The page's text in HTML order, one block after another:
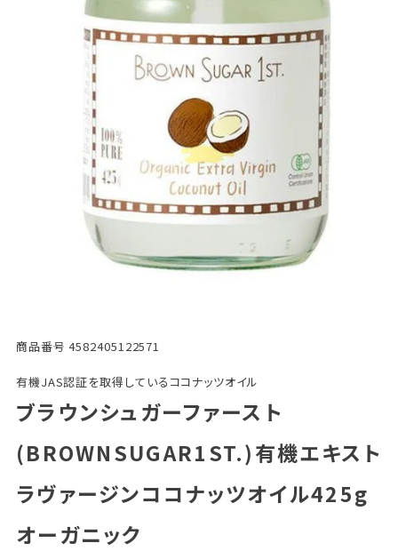
商品番号 4582405122571
有機JAS認証を取得しているココナッツオイル
ブラウンシュガーファースト
(BROWNSUGAR1ST.)有機エキスト
ラヴァージンココナッツオイル425g
オーガニック